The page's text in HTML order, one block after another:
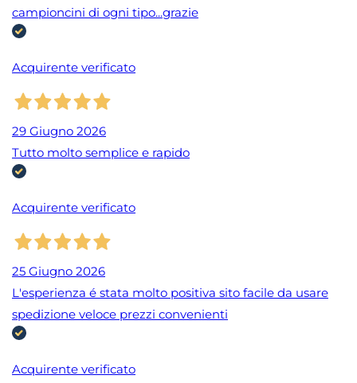
campioncini di ogni tipo...grazie
Acquirente verificato
29 Giugno 2026
Tutto molto semplice e rapido
Acquirente verificato
25 Giugno 2026
L'esperienza é stata molto positiva sito facile da usare
spedizione veloce prezzi convenienti
Acquirente verificato